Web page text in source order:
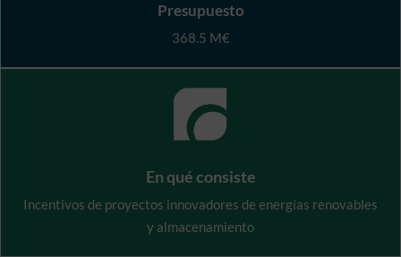
Presupuesto
368.5 M€
En qué consiste
Incentivos de proyectos innovadores de energías renovables
y almacenamiento